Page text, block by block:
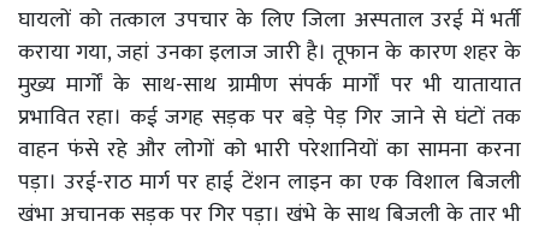
घायलों को तत्काल उपचार के लिए जिला अस्पताल उरई में भर्ती
कराया गया, जहां उनका इलाज जारी है। तूफान के कारण शहर के
मुख्य मार्गों के साथ-साथ ग्रामीण संपर्क मार्गों पर भी यातायात
प्रभावित रहा। कई जगह सड़क पर बड़े पेड़ गिर जाने से घंटों तक
वाहन फंसे रहे और लोगों को भारी परेशानियों का सामना करना
पड़ा। उरई-राठ मार्ग पर हाई टेंशन लाइन का एक विशाल बिजली
खंभा अचानक सड़क पर गिर पड़ा। खंभे के साथ बिजली के तार भी